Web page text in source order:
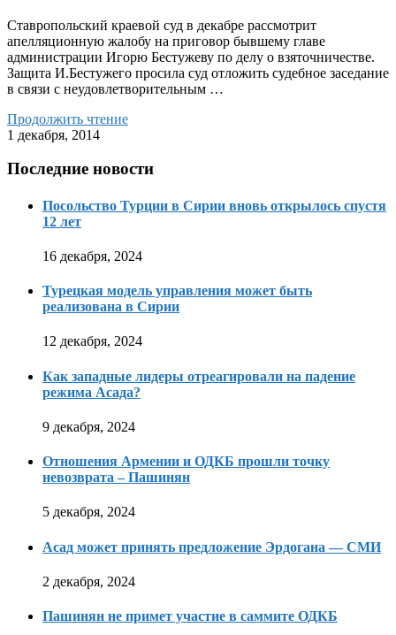
Ставропольский краевой суд в декабре рассмотрит
апелляционную жалобу на приговор бывшему главе
администрации Игорю Бестужеву по делу о взяточничестве.
Защита И.Бестужего просила суд отложить судебное заседание
в связи с неудовлетворительным …
Продолжить чтение
1 декабря, 2014
Последние новости
Посольство Турции в Сирии вновь открылось спустя
12 лет
16 декабря, 2024
Турецкая модель управления может быть
реализована в Сирии
12 декабря, 2024
Как западные лидеры отреагировали на падение
режима Асада?
9 декабря, 2024
Отношения Армении и ОДКБ прошли точку
невозврата – Пашинян
5 декабря, 2024
Асад может принять предложение Эрдогана — СМИ
2 декабря, 2024
Пашинян не примет участие в саммите ОДКБ